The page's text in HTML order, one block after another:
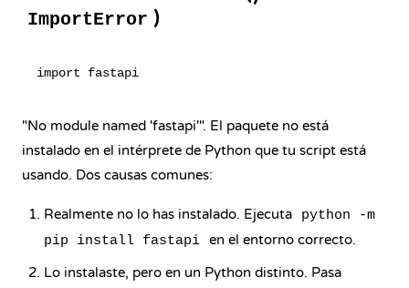
ImportError )
"No module named 'fastapi'". El paquete no está
instalado en el intérprete de Python que tu script está
usando. Dos causas comunes:
Realmente no lo has instalado. Ejecuta
python -m
pip install fastapi en el entorno correcto.
Lo instalaste, pero en un Python distinto. Pasa